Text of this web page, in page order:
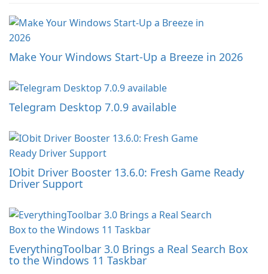
Make Your Windows Start-Up a Breeze in 2026
Telegram Desktop 7.0.9 available
IObit Driver Booster 13.6.0: Fresh Game Ready
Driver Support
EverythingToolbar 3.0 Brings a Real Search Box
to the Windows 11 Taskbar